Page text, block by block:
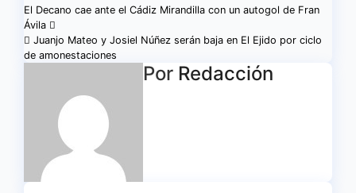
Navegación
de
El Decano cae ante el Cádiz Mirandilla con un autogol de Fran
Ávila
Juanjo Mateo y Josiel Núñez serán baja en El Ejido por ciclo
de amonestaciones
Por Redacción